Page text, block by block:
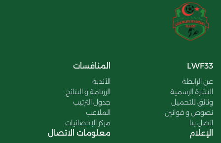
LWF33
عن الرابطة
النشرة الرسمية
وثائق للتحميل
نصوص و قوانين
اتصل بنا
المنافسات
الأندية
الرزنامة و النتائج
جدول الترتيب
الملاعب
مركز الإحصائيات
الإعلام معلومات الاتصال